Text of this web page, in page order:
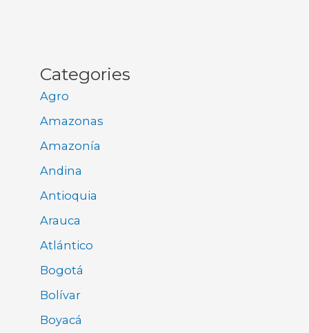
Categories
Agro
Amazonas
Amazonía
Andina
Antioquia
Arauca
Atlántico
Bogotá
Bolívar
Boyacá